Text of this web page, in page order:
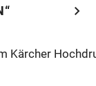
chevron_right